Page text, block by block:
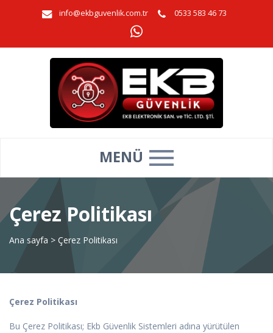
info@ekbguvenlik.com.tr 0533 583 46 73
MENÜ
Çerez Politikası
Ana sayfa > Çerez Politikası
Çerez Politikası
Bu Çerez Politikası; Ekb Güvenlik Sistemleri adına yürütülen